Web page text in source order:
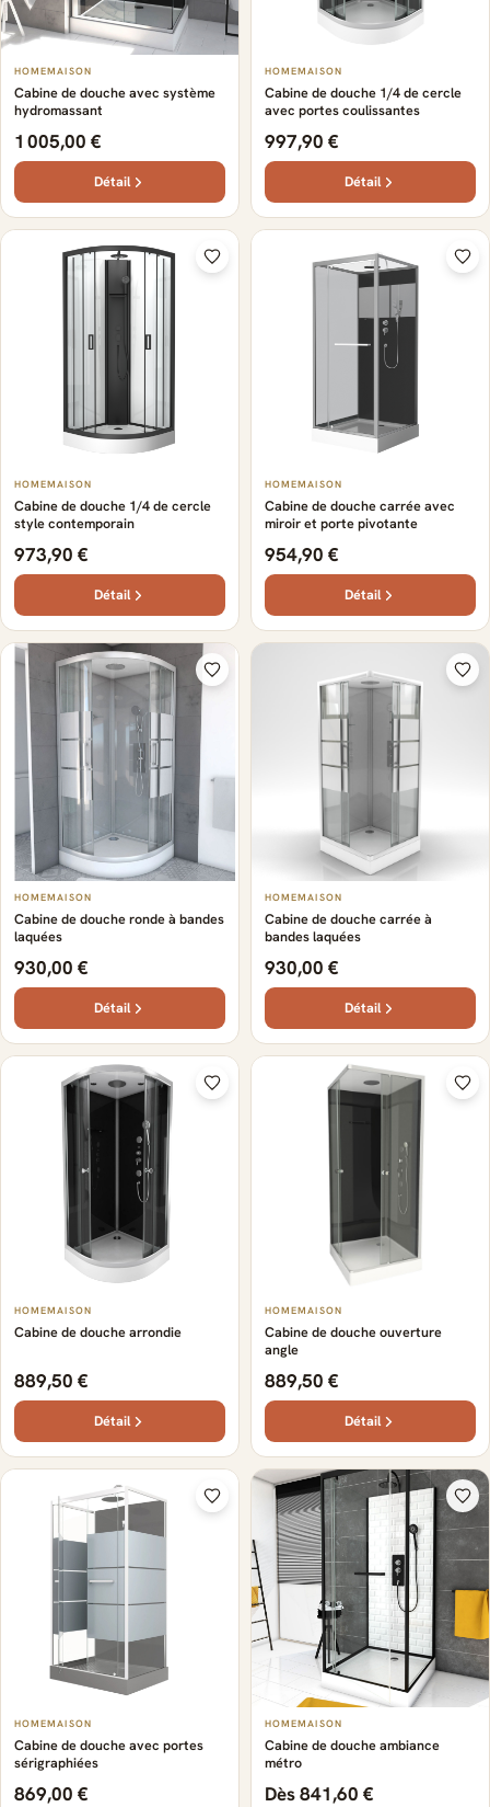
HOMEMAISON
Cabine de douche avec système
hydromassant
1 005,00 €
Détail
HOMEMAISON
Cabine de douche 1/4 de cercle
avec portes coulissantes
997,90 €
Détail
HOMEMAISON
Cabine de douche 1/4 de cercle
style contemporain
973,90 €
Détail
HOMEMAISON
Cabine de douche carrée avec
miroir et porte pivotante
954,90 €
Détail
HOMEMAISON
Cabine de douche ronde à bandes
laquées
930,00 €
Détail
HOMEMAISON
Cabine de douche carrée à
bandes laquées
930,00 €
Détail
HOMEMAISON
Cabine de douche arrondie
889,50 €
Détail
HOMEMAISON
Cabine de douche ouverture
angle
889,50 €
Détail
HOMEMAISON
Cabine de douche avec portes
sérigraphiées
869,00 €
HOMEMAISON
Cabine de douche ambiance
métro
Dès 841,60 €